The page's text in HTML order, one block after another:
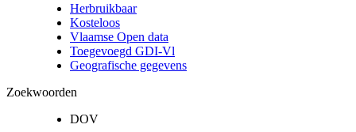
Herbruikbaar
Kosteloos
Vlaamse Open data
Toegevoegd GDI-Vl
Geografische gegevens
Zoekwoorden
DOV